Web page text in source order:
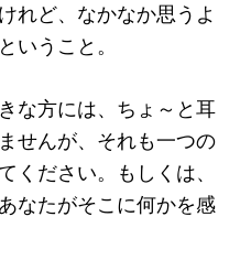
れど、なかなか思うよ
いうこと。
な方には、ちょ～と耳
せんが、それも一つの
ください。もしくは、
なたがそこに何かを感